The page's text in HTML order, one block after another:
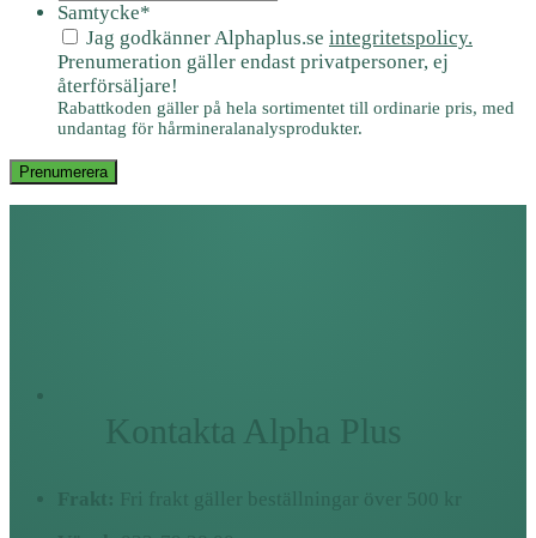
Samtycke*
Jag godkänner Alphaplus.se integritetspolicy.
Prenumeration gäller endast privatpersoner, ej
återförsäljare!
Rabattkoden gäller på hela sortimentet till ordinarie pris, med
undantag för hårmineralanalysprodukter.
Prenumerera
Kontakta Alpha Plus
Frakt:
Fri frakt gäller beställningar över 500 kr